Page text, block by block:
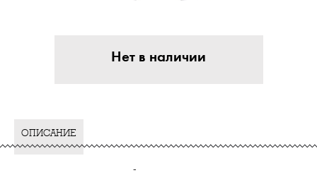
Нет в наличии
ОПИСАНИЕ
-